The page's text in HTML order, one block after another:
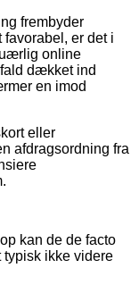
frembyder
er det i
online
dækket ind
en imod
eller
afdragsordning fra
kan de de facto
typisk ikke videre